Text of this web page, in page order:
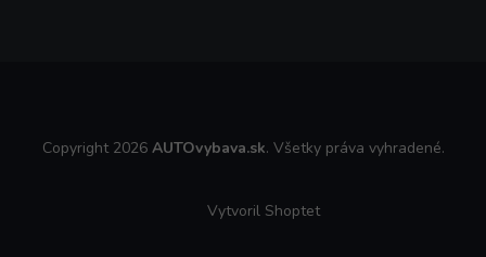
Copyright 2026 AUTOvybava.sk. Všetky práva vyhradené.
Vytvoril Shoptet